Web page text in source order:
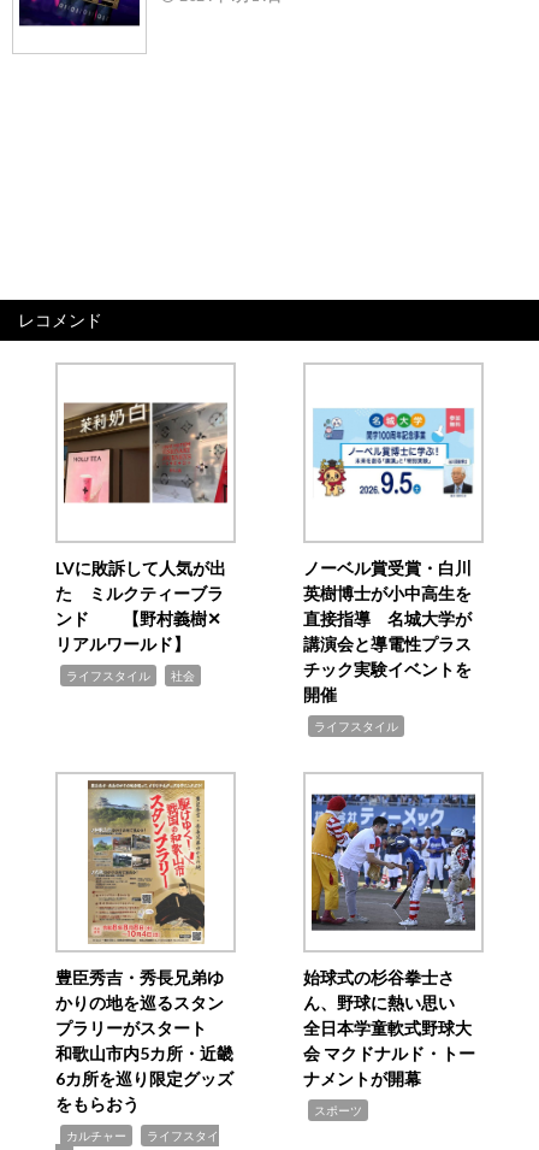
レコメンド
LVに敗訴して人気が出
た ミルクティーブラ
ンド 【野村義樹✕
リアルワールド】
ライフスタイル 社会
ノーベル賞受賞・白川
英樹博士が小中高生を
直接指導 名城大学が
講演会と導電性プラス
チック実験イベントを
開催
ライフスタイル
豊臣秀吉・秀長兄弟ゆ
かりの地を巡るスタン
プラリーがスタート
和歌山市内5カ所・近畿
6カ所を巡り限定グッズ
をもらおう
カルチャー
ライフスタイ
始球式の杉谷拳士さ
ん、野球に熱い思い
全日本学童軟式野球大
会 マクドナルド・トー
ナメントが開幕
スポーツ